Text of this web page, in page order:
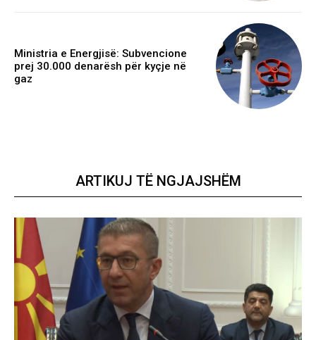
Ministria e Energjisë: Subvencione
prej 30.000 denarësh për kyçje në
gaz
ARTIKUJ TË NGJAJSHËM